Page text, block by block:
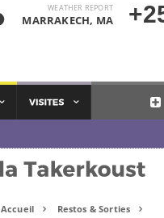
WEATHER REPORT
MARRAKECH, MA
Accueil  Restos & Sorties 